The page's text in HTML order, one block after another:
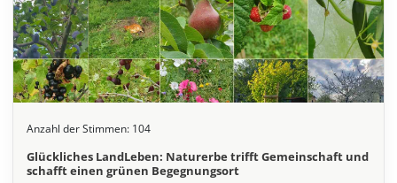
Anzahl der Stimmen: 104
Glückliches LandLeben: Naturerbe trifft Gemeinschaft und
schafft einen grünen Begegnungsort